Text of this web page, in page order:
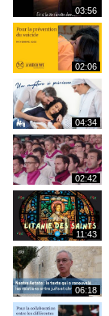
03:56
02:06
04:34
02:42
11:43
06:18